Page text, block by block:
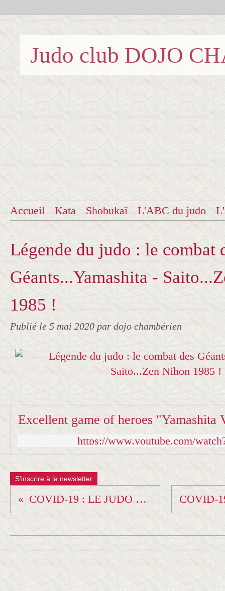
Judo club DOJO
Accueil Kata Shobukaï L'ABC du judo
Légende du judo : le combat
Géants...Yamashita -
1985 !
Publié le 5 mai 2020 par dojo chambérien
Excellent game of heroes "Yamashita
https://www.youtube.com/
S'inscrire à la newsletter
COVID-19 : LE JUDO S'ADAPTE - LA SÉANCE DU 05 MAI